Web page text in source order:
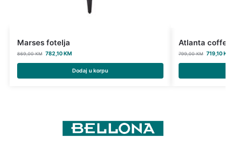
Marses fotelja
869,00KM 782,10KM
Dodaj u korpu
Atlanta
799,00KM 719,10